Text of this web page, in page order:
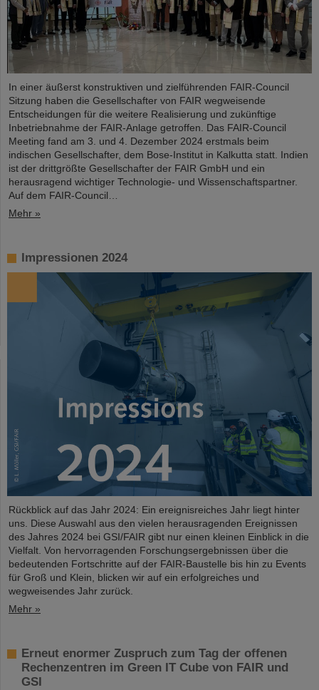
In einer äußerst konstruktiven und zielführenden FAIR-Council
Sitzung haben die Gesellschafter von FAIR wegweisende
Entscheidungen für die weitere Realisierung und zukünftige
Inbetriebnahme der FAIR-Anlage getroffen. Das FAIR-Council
Meeting fand am 3. und 4. Dezember 2024 erstmals beim
indischen Gesellschafter, dem Bose-Institut in Kalkutta statt. Indien
ist der drittgrößte Gesellschafter der FAIR GmbH und ein
herausragend wichtiger Technologie- und Wissenschaftspartner.
Auf dem FAIR-Council…
Mehr »
Impressionen 2024
Rückblick auf das Jahr 2024: Ein ereignisreiches Jahr liegt hinter
uns. Diese Auswahl aus den vielen herausragenden Ereignissen
des Jahres 2024 bei GSI/FAIR gibt nur einen kleinen Einblick in die
Vielfalt. Von hervorragenden Forschungsergebnissen über die
bedeutenden Fortschritte auf der FAIR-Baustelle bis hin zu Events
für Groß und Klein, blicken wir auf ein erfolgreiches und
wegweisendes Jahr zurück.
Mehr »
Erneut enormer Zuspruch zum Tag der offenen
Rechenzentren im Green IT Cube von FAIR und
GSI